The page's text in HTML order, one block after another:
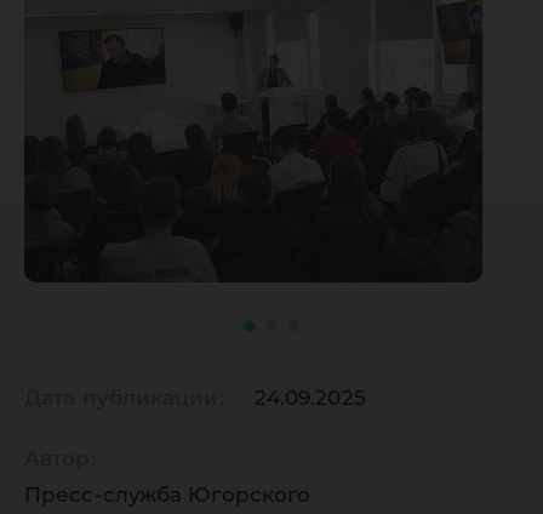
24.09.2025
Пресс-служба Югорского